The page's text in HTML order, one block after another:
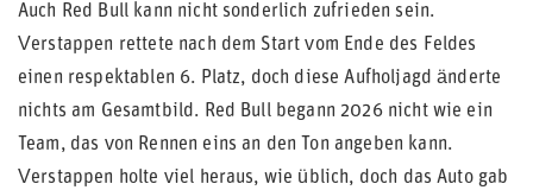
Auch Red Bull kann nicht sonderlich zufrieden sein.
Verstappen rettete nach dem Start vom Ende des Feldes
einen respektablen 6. Platz, doch diese Aufholjagd änderte
nichts am Gesamtbild. Red Bull begann 2026 nicht wie ein
Team, das von Rennen eins an den Ton angeben kann.
Verstappen holte viel heraus, wie üblich, doch das Auto gab